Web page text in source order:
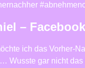
– Facebook
ich das Vorher-
Wusste gar nicht